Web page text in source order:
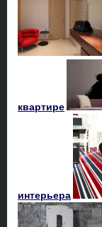
квартире
интерьера